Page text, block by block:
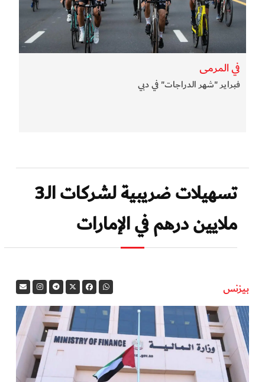
في المرمى
فبراير "شهر الدراجات" في دبي
تسهيلات ضريبية لشركات الـ3
ملايين درهم في الإمارات
بيزنس